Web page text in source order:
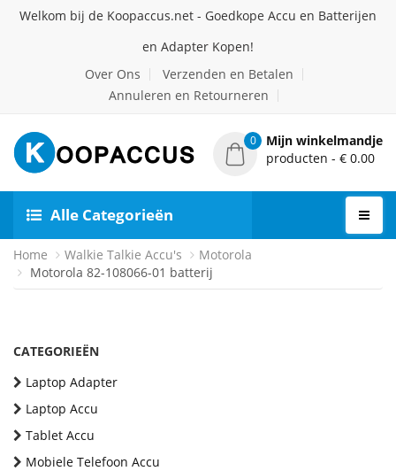
Welkom bij de Koopaccus.net - Goedkope Accu en Batterijen
en Adapter Kopen!
Over Ons
Verzenden en Betalen
Annuleren en Retourneren
0
Mijn winkelmandje
producten - € 0.00
Alle Categorieën
Home Walkie Talkie Accu's
Motorola
Motorola 82-108066-01 batterij
CATEGORIEËN
Laptop Adapter
Laptop Accu
Tablet Accu
Mobiele Telefoon Accu